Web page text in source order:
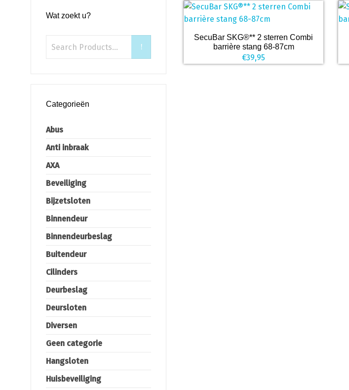
SecuBar SKG®** 2 sterren Combi
barrière stang 68-87cm
€39,95
Wat zoekt u?
Categorieën
Abus
Anti inbraak
AXA
Beveiliging
Bijzetsloten
Binnendeur
Binnendeurbeslag
Buitendeur
Cilinders
Deurbeslag
Deursloten
Diversen
Geen categorie
Hangsloten
Huisbeveiliging